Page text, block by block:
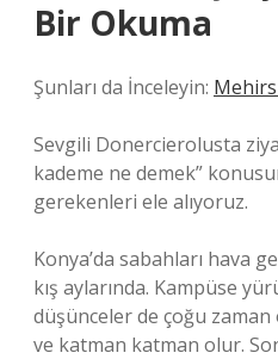
Bir Okuma
Şunları da İnceleyin:
Sevgili Donercierolusta
kademe ne demek”
gerekenleri ele alıyoruz.
Konya’da sabahları hava
kış aylarında. Kampüse
düşünceler de çoğu
ve katman katman olur.